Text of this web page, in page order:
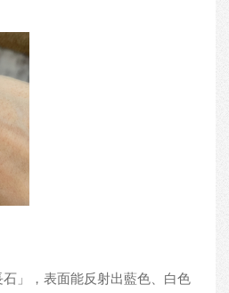
」，表面能反射出藍色、白色